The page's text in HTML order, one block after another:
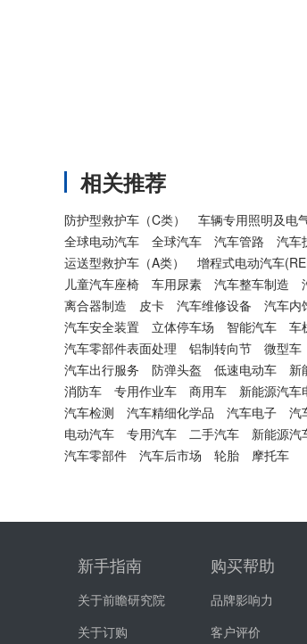
相关推荐
防护型救护车（C类） 车辆专用照明及电
全球电动汽车
全球汽车 汽车管路 汽车
运送型救护车（A类）
增程式电动汽车
儿童汽车座椅
车用尿素 汽车整车制造
离合器制造
皮卡 汽车维修设备 汽车内
汽车安全装置
立体停车场 智能汽车 车
汽车零部件表面处理
铝制转向节 微型车
汽车出行服务
防弹头盔 低速电动车 新
消防车
专用作业车 商用车 新能源汽车
汽车检测
汽车精细化学品 汽车电子 汽
电动汽车
专用汽车 二手汽车 新能源汽
汽车零部件
汽车后市场 轮胎 摩托车
新手指南
关于前瞻研究院
关于订购
购买帮助
品牌影响力
客户评价